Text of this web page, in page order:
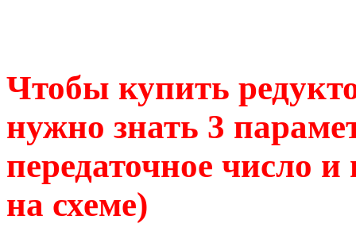
Чтобы купить
нужно знать 3
передаточное число
на схеме)